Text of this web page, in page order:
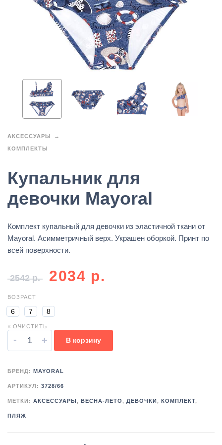
АКСЕССУАРЫ
КОМПЛЕКТЫ
Купальник для
девочки Mayoral
Комплект купальный для девочки из эластичной ткани от
Mayoral. Асимметричный верх. Украшен оборкой. Принт по
всей поверхности.
2542р. 2034 р.
ВОЗРАСТ
6 7 8
× ОЧИСТИТЬ
- + В корзину
БРЕНД: MAYORAL
АРТИКУЛ: 3728/66
МЕТКИ: АКСЕССУАРЫ , ВЕСНА-ЛЕТО, ДЕВОЧКИ , КОМПЛЕКТ,
ПЛЯЖ